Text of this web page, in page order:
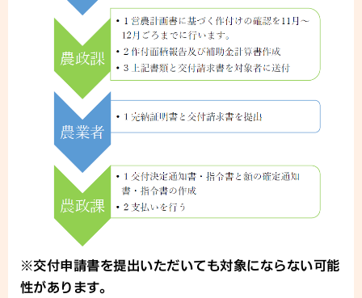
※交付申請書を提出いただいても対象にならない可能
性があります。